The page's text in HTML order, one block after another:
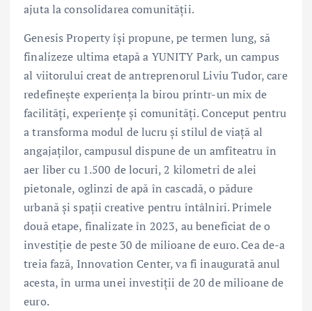
ajuta la consolidarea comunității.
Genesis Property își propune, pe termen lung, să
finalizeze ultima etapă a YUNITY Park, un campus
al viitorului creat de antreprenorul Liviu Tudor, care
redefinește experiența la birou printr-un mix de
facilități, experiențe și comunități. Conceput pentru
a transforma modul de lucru și stilul de viață al
angajaților, campusul dispune de un amfiteatru în
aer liber cu 1.500 de locuri, 2 kilometri de alei
pietonale, oglinzi de apă în cascadă, o pădure
urbană și spații creative pentru întâlniri. Primele
două etape, finalizate în 2023, au beneficiat de o
investiție de peste 30 de milioane de euro. Cea de-a
treia fază, Innovation Center, va fi inaugurată anul
acesta, în urma unei investiții de 20 de milioane de
euro.